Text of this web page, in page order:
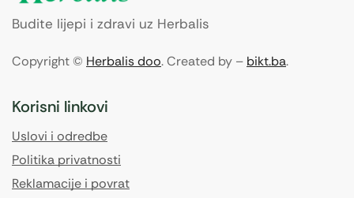
Budite lijepi i zdravi uz Herbalis
Copyright © Herbalis doo. Created by – bikt.ba.
Korisni linkovi
Uslovi i odredbe
Politika privatnosti
Reklamacije i povrat